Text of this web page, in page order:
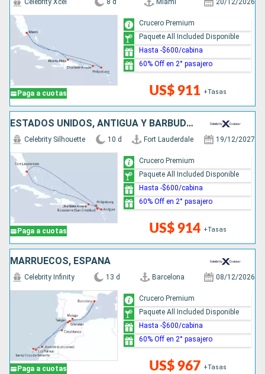
Paga a cuotas
Celebrity Xcel 8 d Miami 20/12/2026
US$ 911 +Tasas
Crucero Premium
Paquete All Included Disponible
Hasta -$600/cabina
60% Off en 2° pasajero
ESTADOS UNIDOS, ANTIGUA Y BARBUDA, SAN MARTÍN
Paga a cuotas
Celebrity Silhouette 10 d Fort Lauderdale 19/12/2027
US$ 914 +Tasas
Crucero Premium
Paquete All Included Disponible
Hasta -$600/cabina
60% Off en 2° pasajero
MARRUECOS, ESPAÑA
Paga a cuotas
Celebrity Infinity 13 d Barcelona 08/12/2026
US$ 967 +Tasas
Crucero Premium
Paquete All Included Disponible
Hasta -$600/cabina
60% Off en 2° pasajero